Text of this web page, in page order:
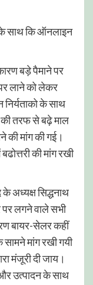
के साथ कि ऑनलाइन
बड़े पैमाने पर
पर लाने को लेकर
निर्यताको के साथ
की तरफ से बढ़े माल
मांग की गई।
की मांग रखी
के अध्यक्ष सिद्धनाथ
पर लगने वाले सभी
बायर-सेलर कहीं
मांग रखी गयी
मंजूरी दी जाय।
और उत्पादन के साथ